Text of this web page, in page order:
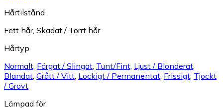
Hårtilstånd
Fett hår, Skadat / Torrt hår
Hårtyp
Normalt Färgat / Slingat Tunt/Fint Ljust / Blonderat
Blandat Grått / Vitt Lockigt / Permanentat Frissigt Tjockt
/ Grovt
Lämpad för